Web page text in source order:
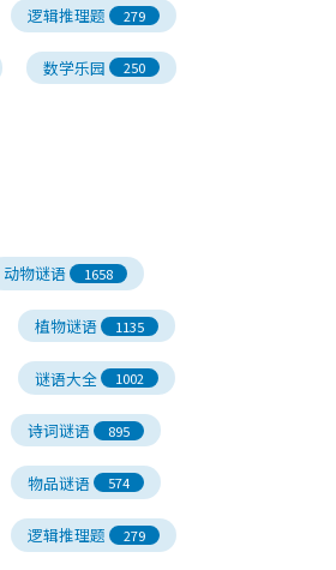
逻辑推理题 279
数学乐园 250
动物谜语 1658
植物谜语 1135
谜语大全 1002
诗词谜语 895
物品谜语 574
逻辑推理题 279